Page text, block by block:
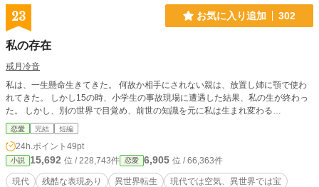
23 お気に入り追加 302
私の存在
戒月冷音
私は、一生懸命生きてきた。 何故か相手にされない親は、放置し姉に顎で使わ
れてきた。 しかし15の時、小学生の事故現場に遭遇した結果、私の生が終わっ
た。 しかし、別の世界で目覚め、前世の知識を元に私は生まれ変わる…
恋愛 完結 短編
24h.ポイント 49pt
小説 15,692 位 / 228,743件 恋愛 6,905 位 / 66,363件
現代 残酷な表現あり 異世界転生 現代では空気、異世界では宝